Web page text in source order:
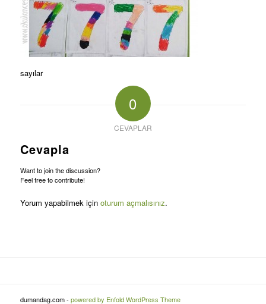
sayılar
0
CEVAPLAR
Cevapla
Want to join the discussion?
Feel free to contribute!
Yorum yapabilmek için oturum açmalısınız.
dumandag.com - powered by Enfold WordPress Theme